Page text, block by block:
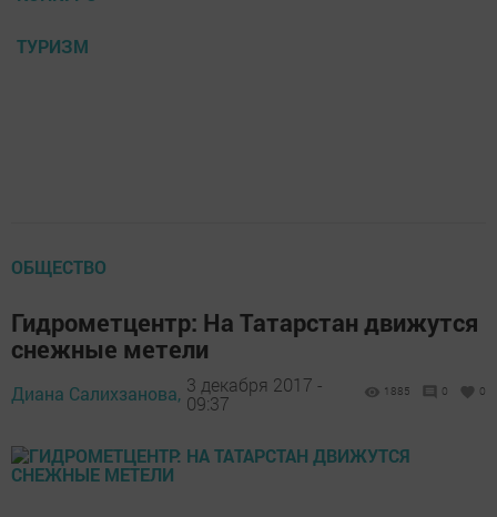
ТУРИЗМ
ОБЩЕСТВО
Гидрометцентр: На Татарстан движутся
снежные метели
Диана Салихзанова, 3 декабря 2017 -
09:37
1885 0 0